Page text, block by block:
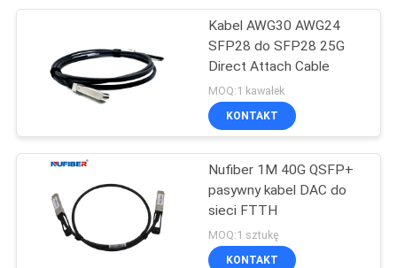
Kabel
bezpośredniego
mocowania
Niezarządzalny
Kabel AWG30 AWG24
SFP28 do SFP28 25G
Direct Attach Cable
MOQ:1 kawałek
KONTAKT
Nufiber 1M 40G QSFP+
pasywny kabel DAC do
sieci FTTH
MOQ:1 sztukę
KONTAKT